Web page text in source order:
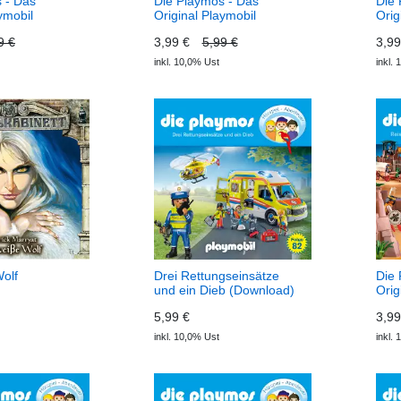
€
Original Playmobil
Piratenschlacht auf hoher
See (Download) Die
3,99 € 5,99 €
inkl. 10,0% Ust inkl.
Drei Rettungseinsätze
und ein Dieb (Download)
5,99 €
inkl. 10,0% Ust
Die
inkl.